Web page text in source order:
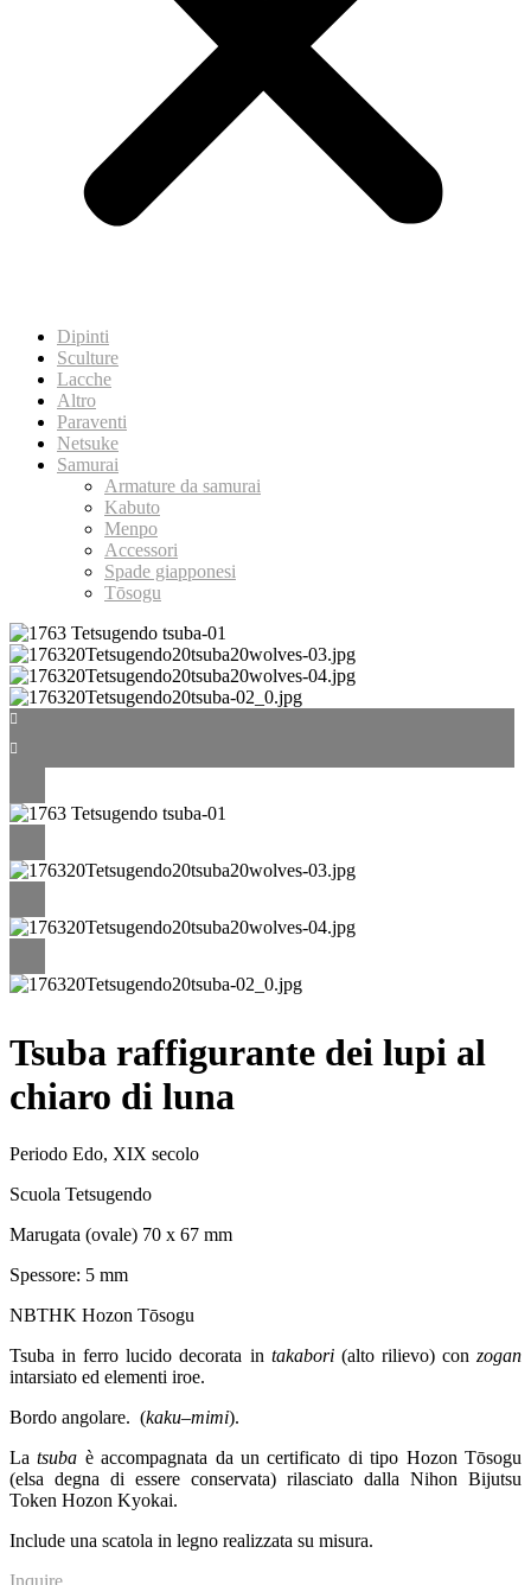
Dipinti
Sculture
Lacche
Altro
Paraventi
Netsuke
Samurai
Armature da samurai
Kabuto
Menpo
Accessori
Spade giapponesi
Tōsogu
Tsuba raffigurante dei lupi al
chiaro di luna
Periodo Edo, XIX secolo
Scuola Tetsugendo
Marugata (ovale) 70 x 67 mm
Spessore: 5 mm
NBTHK Hozon Tōsogu
Tsuba in ferro lucido decorata in takabori(alto rilievo) conzogan
intarsiato ed elementi iroe.
Bordo angolare. (kaku–mimi).
Latsuba è accompagnata da un certificato di tipo Hozon Tōsogu
(elsa degna di essere conservata) rilasciato dalla Nihon Bijutsu
Token Hozon Kyokai.
Include una scatola in legno realizzata su misura.
Inquire